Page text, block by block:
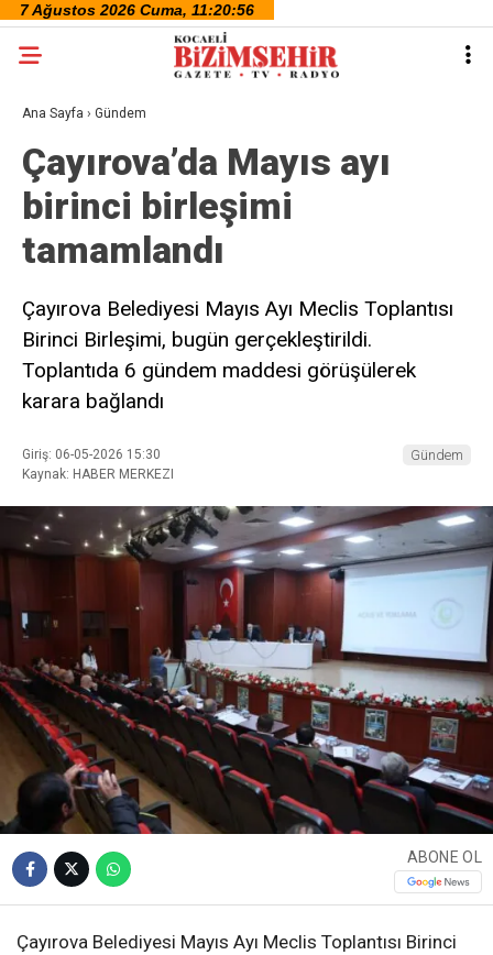
Ana Sayfa › Gündem
Çayırova’da Mayıs ayı
birinci birleşimi
tamamlandı
Çayırova Belediyesi Mayıs Ayı Meclis Toplantısı
Birinci Birleşimi, bugün gerçekleştirildi.
Toplantıda 6 gündem maddesi görüşülerek
karara bağlandı
Giriş: 06-05-2026 15:30
Kaynak: HABER MERKEZI
Gündem
ABONE OL
Çayırova Belediyesi Mayıs Ayı Meclis Toplantısı Birinci